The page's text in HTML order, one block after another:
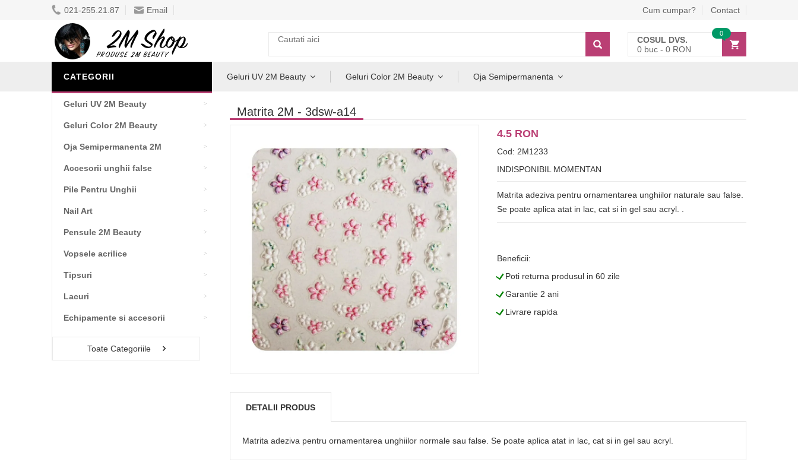
021-255.21.87 Email Cum cumpar? Contact
COSUL DVS.
0 buc - 0 RON
0
CATEGORII
Geluri UV 2M Beauty
Geluri Color 2M Beauty
Oja Semipermanenta 2M
Accesorii unghii false
Pile Pentru Unghii
Nail Art
Pensule 2M Beauty
Vopsele acrilice
Tipsuri
Lacuri
Echipamente si accesorii
Toate Categoriile
Geluri UV 2M Beauty Geluri Color 2M Beauty Oja Semipermanenta
Matrita 2M - 3dsw-a14
4.5 RON
Cod: 2M1233
INDISPONIBIL MOMENTAN
Matrita adeziva pentru ornamentarea unghiilor naturale sau false.
Se poate aplica atat in lac, cat si in gel sau acryl. .
Beneficii:
LPoti returna produsul in 60 zile
LGarantie 2 ani
LLivrare rapida
DETALII PRODUS
Matrita adeziva pentru ornamentarea unghiilor normale sau false. Se poate aplica atat in lac, cat si in gel sau acryl.